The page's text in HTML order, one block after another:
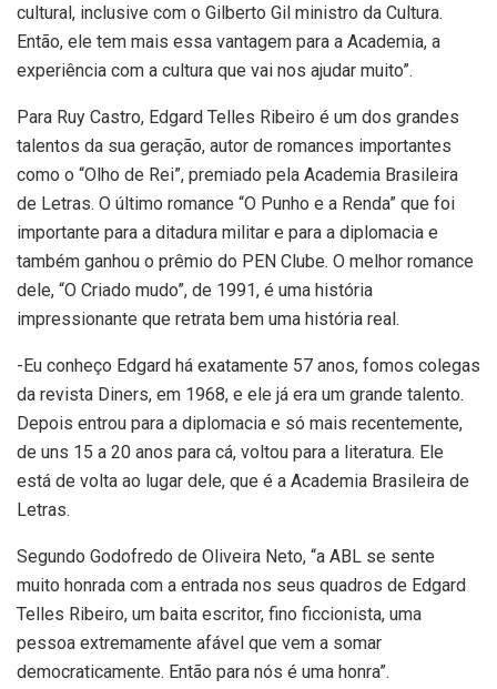
cultural, inclusive com o Gilberto Gil ministro da Cultura.
Então, ele tem mais essa vantagem para a Academia, a
experiência com a cultura que vai nos ajudar muito”.
Para Ruy Castro, Edgard Telles Ribeiro é um dos grandes
talentos da sua geração, autor de romances importantes
como o “Olho de Rei”, premiado pela Academia Brasileira
de Letras. O último romance “O Punho e a Renda” que foi
importante para a ditadura militar e para a diplomacia e
também ganhou o prêmio do PEN Clube. O melhor romance
dele, “O Criado mudo”, de 1991, é uma história
impressionante que retrata bem uma história real.
-Eu conheço Edgard há exatamente 57 anos, fomos colegas
da revista Diners, em 1968, e ele já era um grande talento.
Depois entrou para a diplomacia e só mais recentemente,
de uns 15 a 20 anos para cá, voltou para a literatura. Ele
está de volta ao lugar dele, que é a Academia Brasileira de
Letras.
Segundo Godofredo de Oliveira Neto, “a ABL se sente
muito honrada com a entrada nos seus quadros de Edgard
Telles Ribeiro, um baita escritor, fino ficcionista, uma
pessoa extremamente afável que vem a somar
democraticamente. Então para nós é uma honra”.